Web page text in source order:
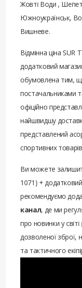
Жовті Води ,
Южноукраїнськ,
Вишневе.
Відмінна ціна SUR
додатковий
обумовлена ​​тим,
постачальниками
офіційно
найшвидшу
представлений
спортивних
Ви можете
1071) +
рекомендуємо
канал, де ми
про новинки у світі
дозволеної зброї,
та тактичного